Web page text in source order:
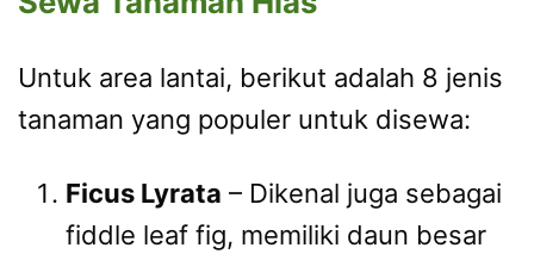
Untuk area lantai, berikut adalah 8 jenis
tanaman yang populer untuk disewa:
Ficus Lyrata – Dikenal juga sebagai
fiddle leaf fig, memiliki daun besar